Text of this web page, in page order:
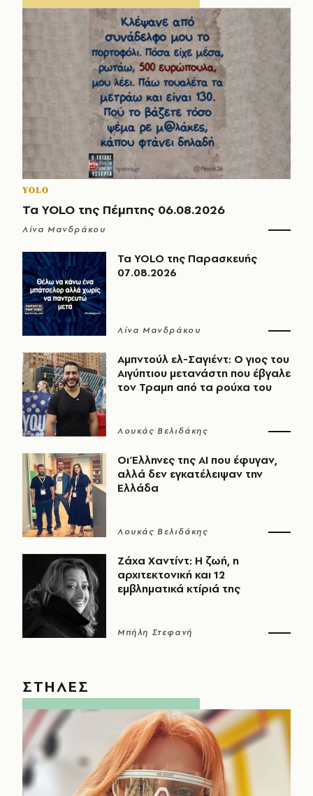
YOLO
Τα YOLO της Πέμπτης 06.08.2026
Λίνα Μανδράκου
Τα YOLO της Παρασκευής
07.08.2026
Λίνα Μανδράκου
Αμπντούλ ελ-Σαγιέντ: Ο γιος του
Αιγύπτιου μετανάστη που έβγαλε
τον Τραμπ από τα ρούχα του
Λουκάς Βελιδάκης
Οι Έλληνες της ΑΙ που έφυγαν,
αλλά δεν εγκατέλειψαν την
Ελλάδα
Λουκάς Βελιδάκης
Ζάχα Χαντίντ: Η ζωή, η
αρχιτεκτονική και 12
εμβληματικά κτίριά της
Μπήλη Στεφανή
ΣΤΗΛΕΣ